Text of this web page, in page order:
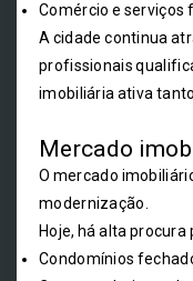
Comércio e serviços
A cidade continua
profissionais
imobiliária ativa
Mercado
O mercado
modernização.
Hoje, há alta procura
Condomínios